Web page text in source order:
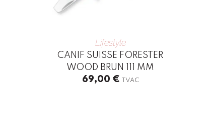
Lifestyle
CANIF SUISSE FORESTER
WOOD BRUN 111 MM
69,00 € TVAC